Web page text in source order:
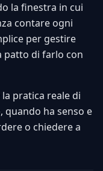
la finestra in cui
contare ogni
per gestire
patto di farlo con
pratica reale di
quando ha senso e
o chiedere a